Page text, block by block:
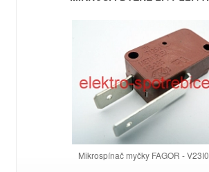
Mikrospínač myčky FAGOR -